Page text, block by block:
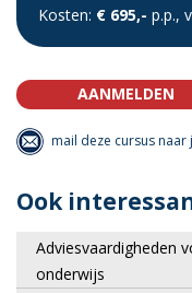
Kosten: € 695,- p.p.,
AANMELDEN
mail deze cursus
Ook
Adviesvaardigheden
onderwijs